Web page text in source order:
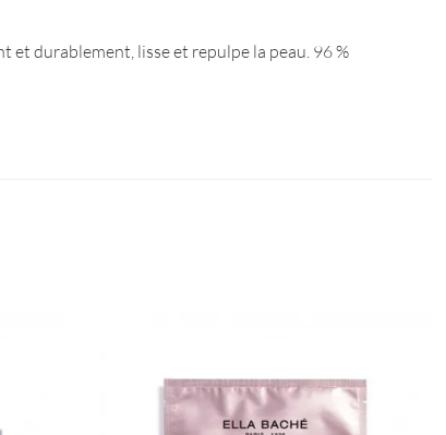
durablement, lisse et repulpe la peau. 96 %